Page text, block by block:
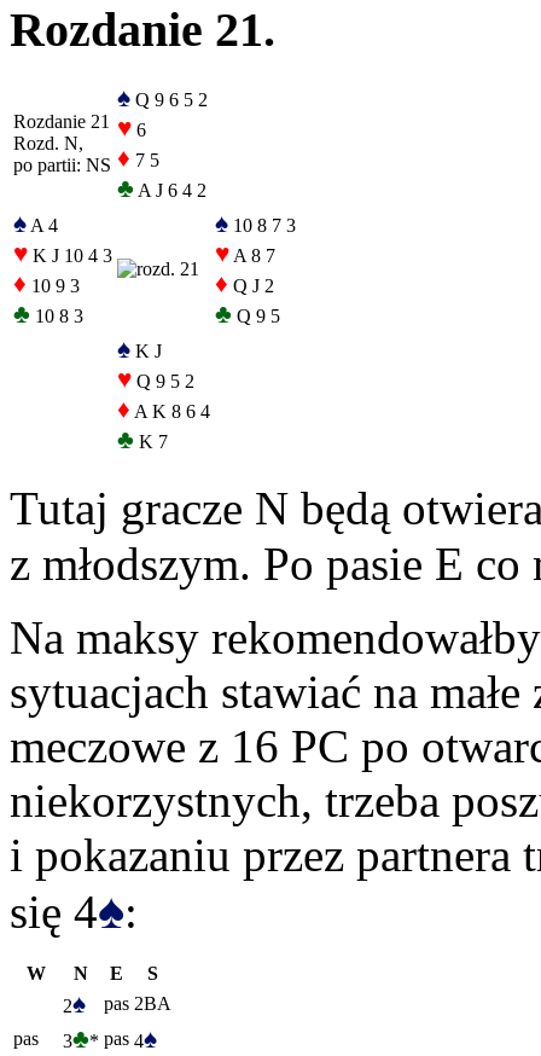
Rozdanie 21.
Rozdanie 21
Rozd. N,
po partii: NS
♠ Q 9 6 5 2
♥ 6
♦ 7 5
♣ A J 6 4 2
♠ A 4
♥ K J 10 4 3
♦ 10 9 3
♣ 10 8 3
♠ 10 8 7 3
♥ A 8 7
♦ Q J 2
♣ Q 9 5
♠ K J
♥ Q 9 5 2
♦ A K 8 6 4
♣ K 7
Tutaj gracze N będą
z młodszym. Po pasie E co
Na maksy
sytuacjach stawiać na
meczowe z 16 PC po
niekorzystnych, trzeba
i pokazaniu przez partnera
się 4♠:
W N E
S
2♠ pas 2BA
pas
3♣* pas 4♠